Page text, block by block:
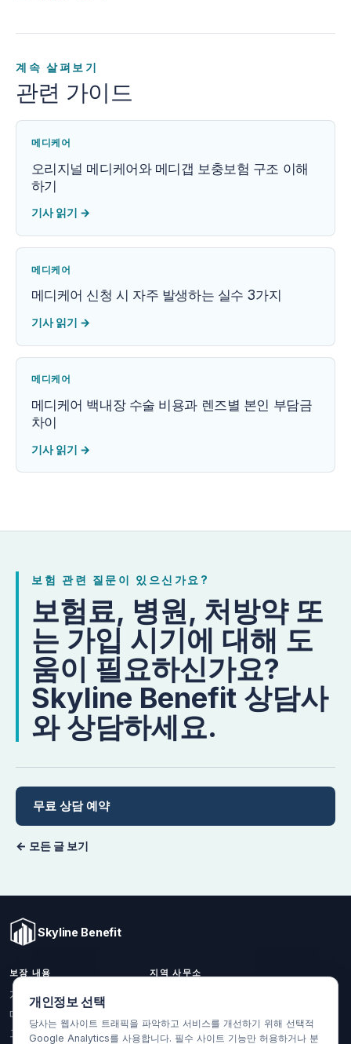
계속 살펴보기
관련 가이드
메디케어
오리지널 메디케어와 메디갭 보충보험 구조 이해
하기
기사 읽기 →
메디케어
메디케어 신청 시 자주 발생하는 실수 3가지
기사 읽기 →
메디케어
메디케어 백내장 수술 비용과 렌즈별 본인 부담금
차이
기사 읽기 →
보험 관련 질문이 있으신가요?
보험료, 병원, 처방약 또
는 가입 시기에 대해 도
움이 필요하신가요?
Skyline Benefit 상담사
와 상담하세요.
무료 상담 예약
← 모든 글 보기
Skyline Benefit
보장 내용
개인 및 가족
메디케어
그룹 건강보험
지역 사무소
(714) 888-5112
개인정보 선택
당사는 웹사이트 트래픽을 파악하고 서비스를 개선하기 위해 선택적
Google Analytics를 사용합니다. 필수 사이트 기능만 허용하거나 분